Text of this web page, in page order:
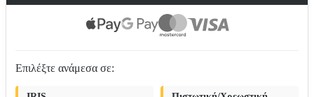
Επιλέξτε ανάμεσα σε: